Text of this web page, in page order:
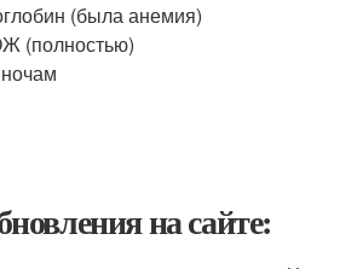
(была анемия)
(полностью)
на сайте: